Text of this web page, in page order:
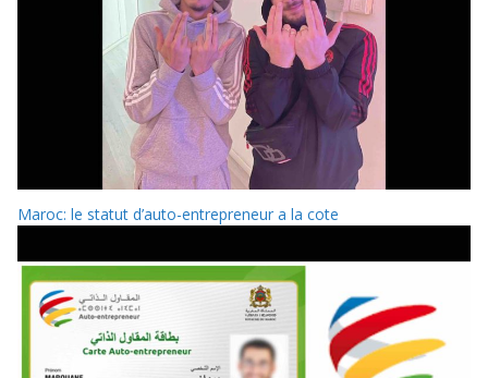
Maroc: le statut d’auto-entrepreneur a la cote